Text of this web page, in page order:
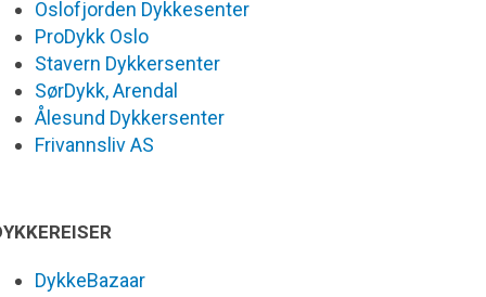
Oslofjorden Dykkesenter
ProDykk Oslo
Stavern Dykkersenter
SørDykk, Arendal
Ålesund Dykkersenter
Frivannsliv AS
DykkeBazaar